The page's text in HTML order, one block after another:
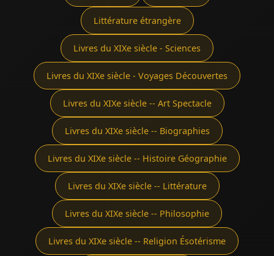
Littérature étrangère
Livres du XIXe siècle - Sciences
Livres du XIXe siècle - Voyages Découvertes
Livres du XIXe siècle -- Art Spectacle
Livres du XIXe siècle -- Biographies
Livres du XIXe siècle -- Histoire Géographie
Livres du XIXe siècle -- Littérature
Livres du XIXe siècle -- Philosophie
Livres du XIXe siècle -- Religion Ésotérisme